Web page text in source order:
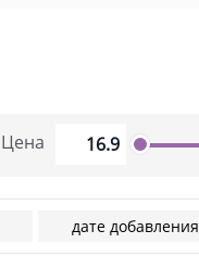
Цена
дате добавления